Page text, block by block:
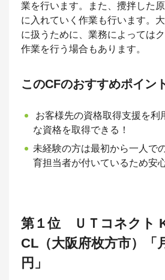
業を行います。また、攪拌した
に入れていく作業も行います。
に扱うために、業務によっては
作業を行う場合もあります。
このCFのおすすめポイン
お客様先の資格取得支援を利
な資格を取得できる！
未経験の方は最初から一人で
育担当者が付いているため安
第１位 ＵＴコネクト
CL（大阪府枚方市）「
円」